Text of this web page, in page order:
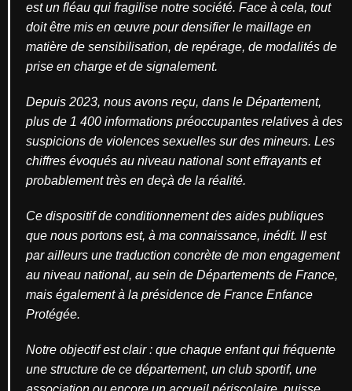
est un fléau qui fragilise notre société. Face à cela, tout
doit être mis en œuvre pour densifier le maillage en
matière de sensibilisation, de repérage, de modalités de
prise en charge et de signalement.
Depuis 2023, nous avons reçu, dans le Département,
plus de 1 400 informations préoccupantes relatives à des
suspicions de violences sexuelles sur des mineurs. Les
chiffres évoqués au niveau national sont effrayants et
probablement très en deçà de la réalité.
Ce dispositif de conditionnement des aides publiques
que nous portons est, à ma connaissance, inédit. Il est
par ailleurs une traduction concrète de mon engagement
au niveau national, au sein de Départements de France,
mais également à la présidence de France Enfance
Protégée.
Notre objectif est clair : que chaque enfant qui fréquente
une structure de ce département, un club sportif, une